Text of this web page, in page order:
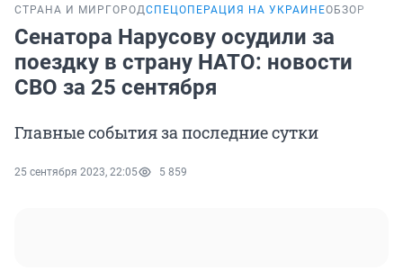
СТРАНА И МИР ГОРОДСПЕЦОПЕРАЦИЯ НА УКРАИНЕОБЗОР
Сенатора Нарусову осудили за
поездку в страну НАТО: новости
СВО за 25 сентября
Главные события за последние сутки
25 сентября 2023, 22:05 5 859